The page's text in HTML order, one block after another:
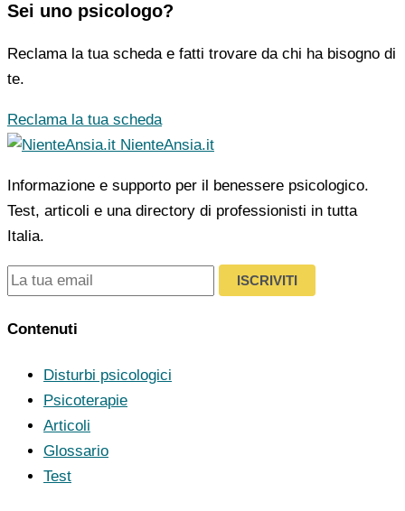
Sei uno psicologo?
Reclama la tua scheda e fatti trovare da chi ha bisogno di
te.
Reclama la tua scheda
NienteAnsia.it
Informazione e supporto per il benessere psicologico.
Test, articoli e una directory di professionisti in tutta
Italia.
ISCRIVITI
Contenuti
Disturbi psicologici
Psicoterapie
Articoli
Glossario
Test